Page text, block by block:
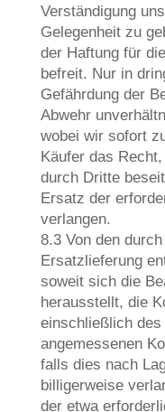
Verständigung
Gelegenheit zu
der Haftung für
befreit. Nur in
Gefährdung der
Abwehr
wobei wir sofort
Käufer das
durch Dritte
Ersatz der
verlangen.
8.3 Von den
Ersatzlieferung
soweit sich die
herausstellt, die
einschließlich
angemessenen
falls dies nach
billigerweise
der etwa